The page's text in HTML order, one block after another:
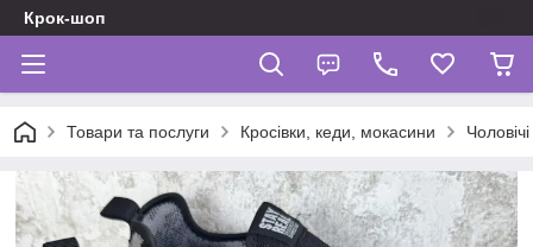
Крок-шоп
Товари та послуги Кросівки, кеди, мокасини